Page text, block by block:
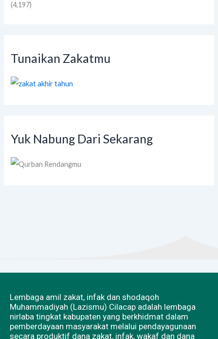
(4,197)
Tunaikan Zakatmu
Yuk Nabung Dari Sekarang
Lembaga amil zakat, infak dan shodaqoh
Muhammadiyah (Lazismu) Cilacap adalah lembaga
nirlaba tingkat kabupaten yang berkhidmat dalam
pemberdayaan masyarakat melalui pendayagunaan
secara produktif dana zakat, infak, wakaf dan dana